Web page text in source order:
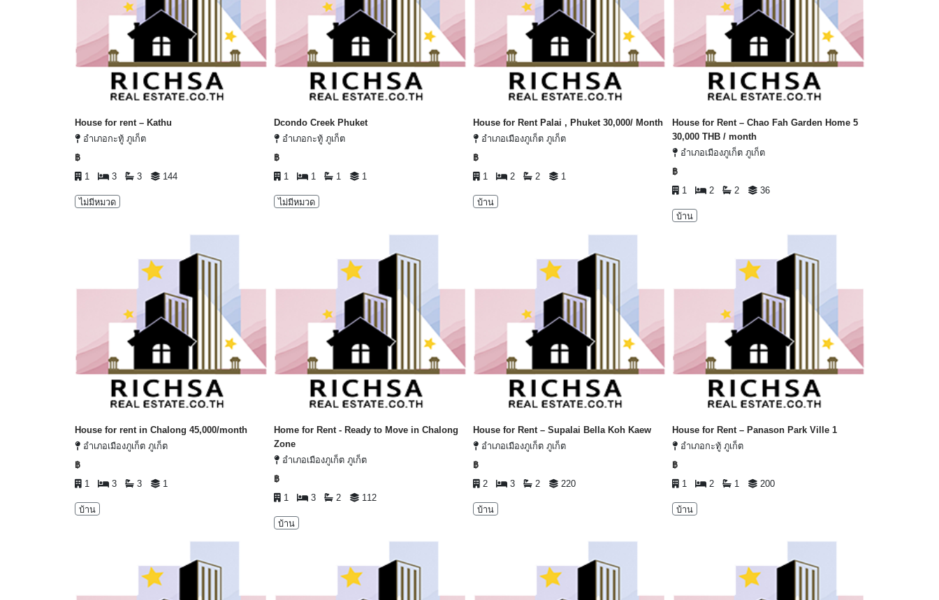
House for rent – Kathu
อำเภอกะทู้ ภูเก็ต
฿
1
3 3 144
ไม่มีหมวด
Dcondo Creek Phuket
อำเภอกะทู้ ภูเก็ต
฿
1
1 1 1
ไม่มีหมวด
House for Rent Palai , Phuket 30,000/ Month
อำเภอเมืองภูเก็ต ภูเก็ต
฿
1
2 2 1
บ้าน
House for Rent – Chao Fah Garden Home 5
30,000 THB / month
อำเภอเมืองภูเก็ต ภูเก็ต
฿
1
2 2 36
บ้าน
House for rent in Chalong 45,000/month
อำเภอเมืองภูเก็ต ภูเก็ต
฿
1
3 3 1
บ้าน
Home for Rent - Ready to Move in Chalong
Zone
อำเภอเมืองภูเก็ต ภูเก็ต
฿
1
3 2 112
บ้าน
House for Rent – Supalai Bella Koh Kaew
อำเภอเมืองภูเก็ต ภูเก็ต
฿
2
3 2 220
บ้าน
House for Rent – Panason Park Ville 1
อำเภอกะทู้ ภูเก็ต
฿
1
2 1 200
บ้าน